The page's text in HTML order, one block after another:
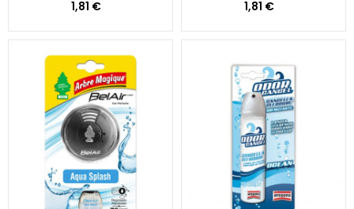
1,81 € 1,81 €